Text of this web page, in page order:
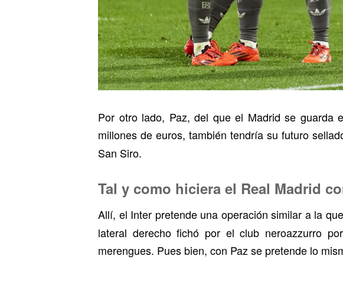
Por otro lado, Paz, del que el Madrid se
millones de euros, también tendría su futuro
San Siro.
Tal y como hiciera el Real Madrid
Allí, el Inter pretende una operación similar a la
lateral derecho fichó por el club neroazzurro
merengues. Pues bien, con Paz se pretende lo